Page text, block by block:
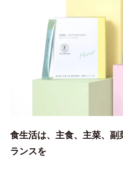
食生活は、主食、主菜、
ランスを